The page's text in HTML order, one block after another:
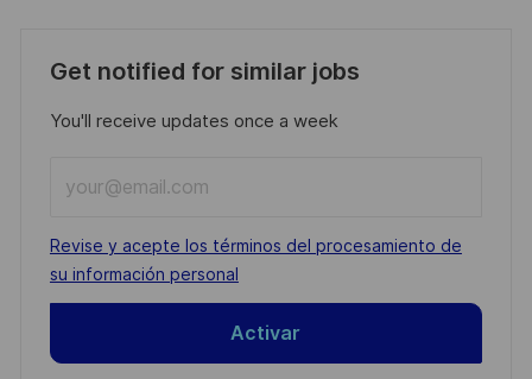
Get notified for similar jobs
You'll receive updates once a week
Email
address
(Required)
Required
Revise y acepte los términos del procesamiento de
su información personal
Activar